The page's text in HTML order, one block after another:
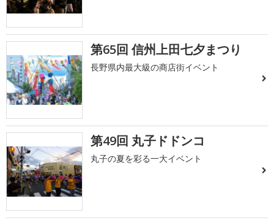
第65回 信州上田七夕まつり
長野県内最大級の商店街イベント
第49回 丸子ドドンコ
丸子の夏を彩る一大イベント